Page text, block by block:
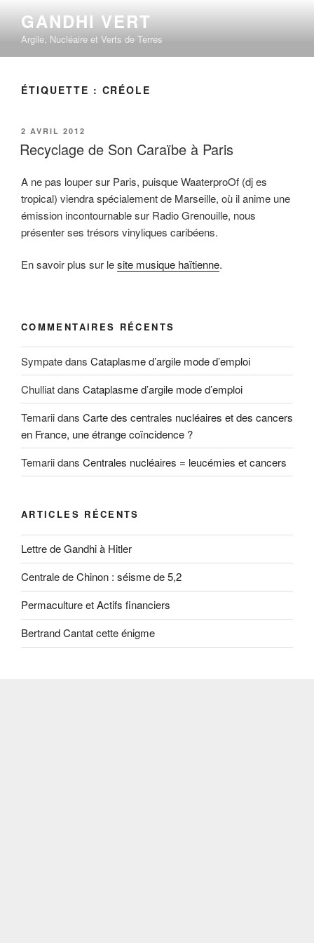
contenu
principal
GANDHI VERT
Argile, Nucléaire et Verts de Terres
ÉTIQUETTE : CRÉOLE
PUBLIÉ
LE
2 AVRIL 2012
Recyclage de Son Caraïbe à Paris
A ne pas louper sur Paris, puisque WaaterproOf (dj es
tropical) viendra spécialement de Marseille, où il anime une
émission incontournable sur Radio Grenouille, nous
présenter ses trésors vinyliques caribéens.
En savoir plus sur lesite musique haïtienne.
COMMENTAIRES RÉCENTS
Sympatedans Cataplasme d’argile mode d’emploi
Chulliatdans Cataplasme d’argile mode d’emploi
Temariidans Carte des centrales nucléaires et des cancers
en France, une étrange coïncidence ?
Temariidans Centrales nucléaires = leucémies et cancers
ARTICLES RÉCENTS
Lettre de Gandhi à Hitler
Centrale de Chinon : séisme de 5,2
Permaculture et Actifs financiers
Bertrand Cantat cette énigme